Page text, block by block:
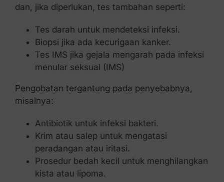
dan, jika diperlukan, tes tambahan seperti:
Tes darah untuk mendeteksi infeksi.
Biopsi jika ada kecurigaan kanker.
Tes IMS jika gejala mengarah pada infeksi
menular seksual (IMS)
Pengobatan tergantung pada penyebabnya,
misalnya:
Antibiotik untuk infeksi bakteri.
Krim atau salep untuk mengatasi
peradangan atau iritasi.
Prosedur bedah kecil untuk menghilangkan
kista atau lipoma.